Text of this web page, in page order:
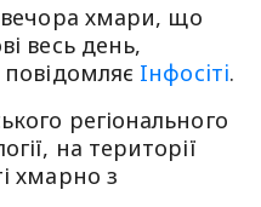
хмари, що
весь день,
Iнфосiтi.
регіонального
на території
хмарно з